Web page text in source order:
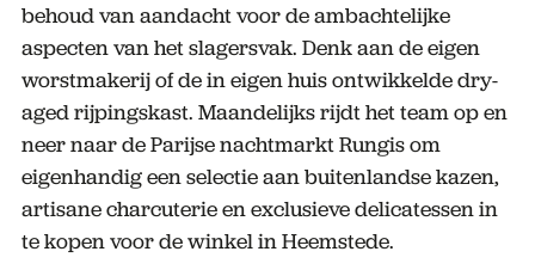
behoud van aandacht voor de ambachtelijke
aspecten van het slagersvak. Denk aan de eigen
worstmakerij of de in eigen huis ontwikkelde dry-
aged rijpingskast. Maandelijks rijdt het team op en
neer naar de Parijse nachtmarkt Rungis om
eigenhandig een selectie aan buitenlandse kazen,
artisane charcuterie en exclusieve delicatessen in
te kopen voor de winkel in Heemstede.